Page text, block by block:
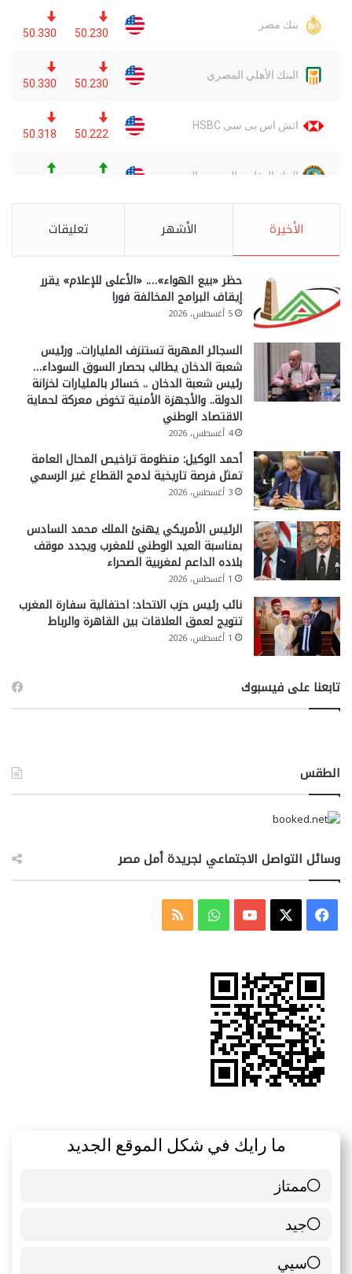
الأخيرة الأشهر تعليقات
حظر «بيع الهواء»…. «الأعلى للإعلام» يقرر
إيقاف البرامج المخالفة فورا
5 أغسطس، 2026
السجائر المهربة تستنزف المليارات.. ورئيس
شعبة الدخان يطالب بحصار السوق السوداء…
رئيس شعبة الدخان .. خسائر بالمليارات لخزانة
الدولة.. والأجهزة الأمنية تخوض معركة لحماية
الاقتصاد الوطني
4 أغسطس، 2026
أحمد الوكيل: منظومة تراخيص المحال العامة
تمثل فرصة تاريخية لدمج القطاع غير الرسمي
3 أغسطس، 2026
الرئيس الأمريكي يهنئ الملك محمد السادس
بمناسبة العيد الوطني للمغرب ويجدد موقف
بلاده الداعم لمغربية الصحراء
1 أغسطس، 2026
نائب رئيس حزب الاتحاد: احتفالية سفارة المغرب
تتويج لعمق العلاقات بين القاهرة والرباط
1 أغسطس، 2026
تابعنا على فيسبوك
الطقس
وسائل التواصل الاجتماعي لجريدة أمل مصر
فيسبوك ‫YouTubeواتسابملخص
ما رايك في شكل الموقع الجديد
ممتاز
6 ( 85.71 % )
جيد
0 ( 0 % )
سيي
1 ( 14.29 % )